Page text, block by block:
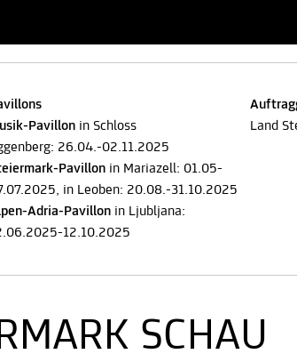
Pavillon in Schloss
26.04.-02.11.2025
Pavillon in Mariazell: 01.05-
in Leoben: 20.08.-31.10.2025
Adria-Pavillon in Ljubljana:
12.10.2025
Land
SCHAU